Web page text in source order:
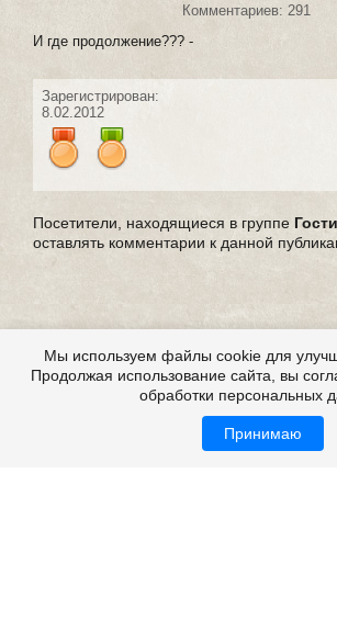
Комментариев: 291
И где продолжение??? -
Зарегистрирован:
8.02.2012
Посетители, находящиеся в группе Гости
оставлять комментарии к данной
Мы используем файлы cookie для
Продолжая использование сайта, вы
обработки персональных
Принимаю